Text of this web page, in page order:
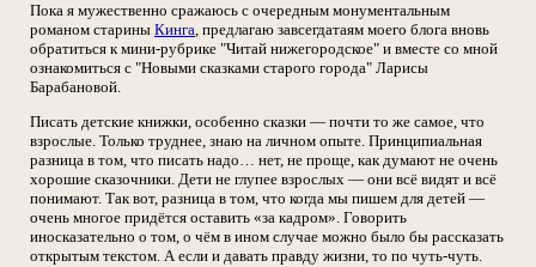
Пока я мужественно сражаюсь с очередным монументальным
романом старины Кинга, предлагаю завсегдатаям моего блога вновь
обратиться к мини-рубрике "Читай нижегородское" и вместе со мной
ознакомиться с "Новыми сказками старого города" Ларисы
Барабановой.
Писать детские книжки, особенно сказки — почти то же самое, что
взрослые. Только труднее, знаю на личном опыте. Принципиальная
разница в том, что писать надо… нет, не проще, как думают не очень
хорошие сказочники. Дети не глупее взрослых — они всё видят и всё
понимают. Так вот, разница в том, что когда мы пишем для детей —
очень многое придётся оставить «за кадром». Говорить
иносказательно о том, о чём в ином случае можно было бы рассказать
открытым текстом. А если и давать правду жизни, то по чуть-чуть.